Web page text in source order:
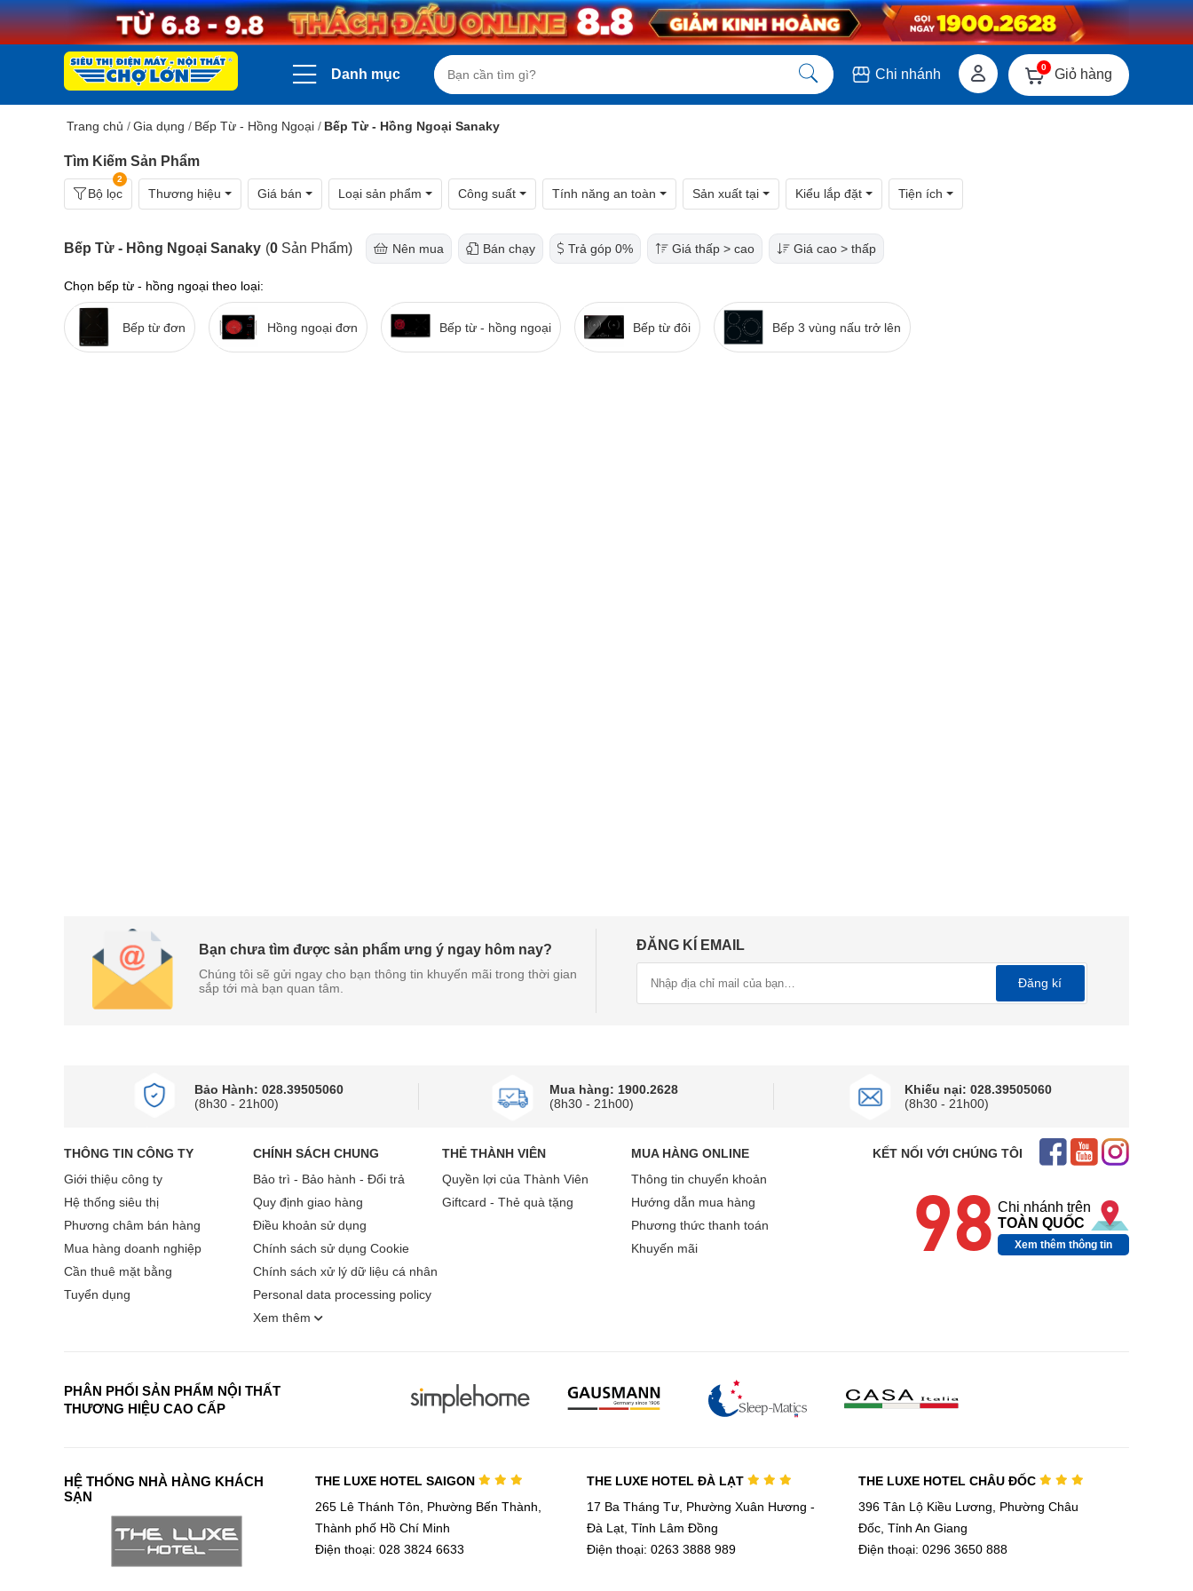
Danh mục Chi nhánh 0 Giỏ hàng
Trang chủ /Gia dụng / Bếp Từ - Hồng Ngoại / Bếp Từ - Hồng Ngoại Sanaky
Tìm Kiếm Sản Phẩm
Bộ lọc
2
Thương hiệu Giá bán Loại sản phẩm Công suất Tính năng an toàn Sản xuất tại Kiểu lắp đặt Tiện ích
Bếp Từ - Hồng Ngoại Sanaky (0 Sản Phẩm) Nên mua Bán chạy Trả góp 0% Giá thấp > cao Giá cao > thấp
Chọn bếp từ - hồng ngoại theo loại:
Bếp từ đơn Hồng ngoại đơn Bếp từ - hồng ngoại Bếp từ đôi Bếp 3 vùng nấu trở lên
Bạn chưa tìm được sản phẩm ưng ý ngay hôm nay?
Chúng tôi sẽ gửi ngay cho bạn thông tin khuyến mãi trong thời gian
sắp tới mà bạn quan tâm.
ĐĂNG KÍ EMAIL
Đăng kí
Bảo Hành: 028.39505060
(8h30 - 21h00)
Mua hàng: 1900.2628
(8h30 - 21h00)
Khiếu nại: 028.39505060
(8h30 - 21h00)
THÔNG TIN CÔNG TY
Giới thiệu công ty
Hệ thống siêu thị
Phương châm bán hàng
Mua hàng doanh nghiệp
Cần thuê mặt bằng
Tuyển dụng
CHÍNH SÁCH CHUNG
Bảo trì - Bảo hành - Đổi trả
Quy định giao hàng
Điều khoản sử dụng
Chính sách sử dụng Cookie
Chính sách xử lý dữ liệu cá nhân
Personal data processing policy
Xem thêm
THẺ THÀNH VIÊN
Quyền lợi của Thành Viên
Giftcard - Thẻ quà tặng
MUA HÀNG ONLINE
Thông tin chuyển khoản
Hướng dẫn mua hàng
Phương thức thanh toán
Khuyến mãi
KẾT NỐI VỚI CHÚNG TÔI
98 Chi nhánh trên
TOÀN QUỐC
Xem thêm thông tin
PHÂN PHỐI SẢN PHẨM NỘI THẤT
THƯƠNG HIỆU CAO CẤP
HỆ THỐNG NHÀ HÀNG KHÁCH
SẠN
THE LUXE HOTEL SAIGON
265 Lê Thánh Tôn, Phường Bến Thành,
Thành phố Hồ Chí Minh
Điện thoại: 028 3824 6633
THE LUXE HOTEL ĐÀ LẠT
17 Ba Tháng Tư, Phường Xuân Hương -
Đà Lạt, Tỉnh Lâm Đồng
Điện thoại: 0263 3888 989
THE LUXE HOTEL CHÂU ĐỐC
396 Tân Lộ Kiều Lương, Phường Châu
Đốc, Tỉnh An Giang
Điện thoại: 0296 3650 888